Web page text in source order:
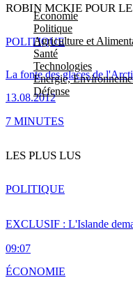
Economie
Politique
Agriculture et
Santé
Technologies
Energie,
Défense
ROBIN MCKIE POUR
La fonte des glaces de
13.08.2012
POLITIQUE
7 MINUTES
LES PLUS LUS
EXCLUSIF : L'Islande
09:07
POLITIQUE
ÉCONOMIE